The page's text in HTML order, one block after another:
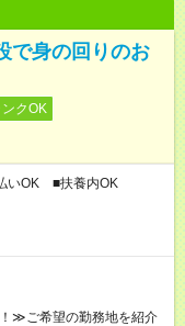
身の回りのお
ンクOK
いOK ■扶養内OK
≫ご希望の勤務地を紹介